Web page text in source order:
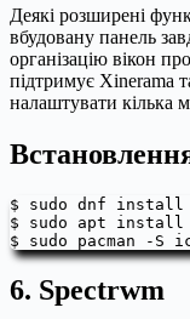
Деякі розширені
вбудовану панель
організацію вікон
підтримує Xinerama
налаштувати кілька
$ sudo dnf install
$ sudo apt install
$ sudo pacman -S
6. Spectrwm